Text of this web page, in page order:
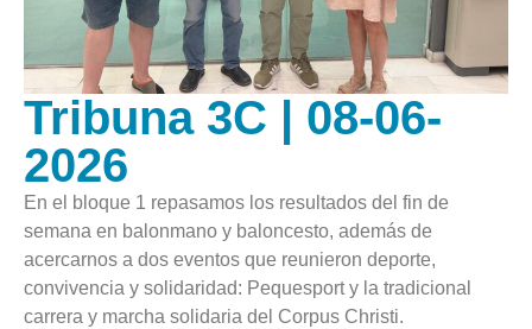
Tribuna 3C | 08-06-
2026
En el bloque 1 repasamos los resultados del fin de
semana en balonmano y baloncesto, además de
acercarnos a dos eventos que reunieron deporte,
convivencia y solidaridad: Pequesport y la tradicional
carrera y marcha solidaria del Corpus Christi.